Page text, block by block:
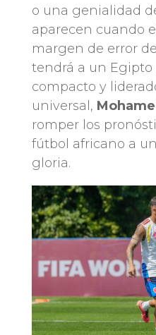
o una genialidad
aparecen cuando
margen de error
tendrá a un Egipto
compacto y
universal,
romper los
fútbol africano a
gloria.